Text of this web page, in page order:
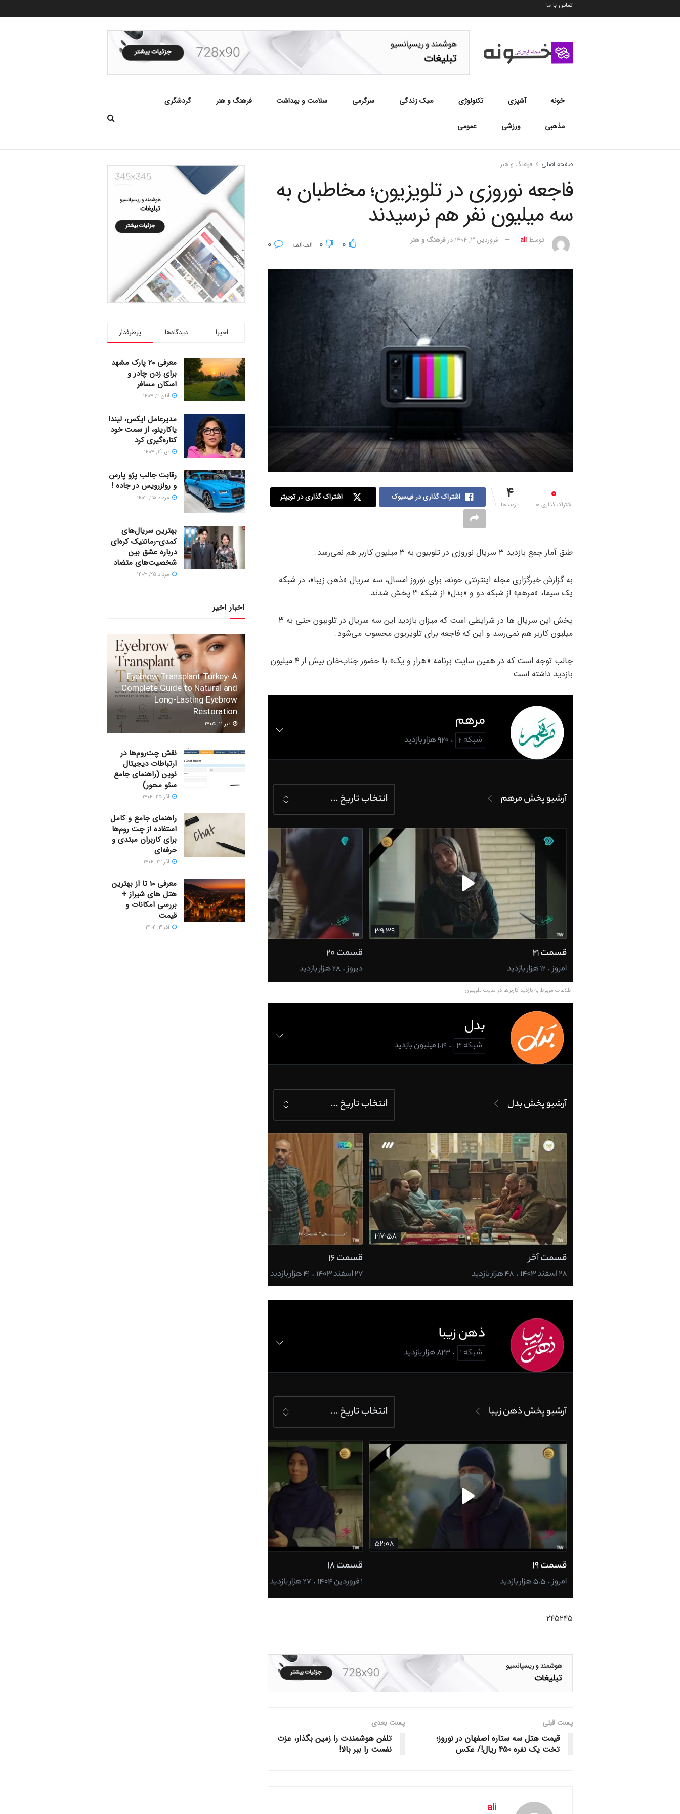
تماس با ما
خونه آشپزی تکنولوژی سبک زندگی سرگرمی سلامت و بهداشت فرهنگ و هنر گردشگری
مذهبی ورزشی عمومی
صفحه اصلی فرهنگ و هنر
فاجعه نوروزی در تلویزیون؛ مخاطبان به
سه میلیون نفر هم نرسیدند
توسط ali فروردین ۳, ۱۴۰۴ در فرهنگ و هنر 0
0
0
اشتراک گذاری ها
4
بازدیدها
اشتراک گذاری در فیسبوک اشتراک گذاری در توییتر
طبق آمار جمع بازدید ۳ سریال نوروزی در تلوبیون به ۳ میلیون کاربر هم نمی‌رسد.
به گزارش خبرگزاری مجله اینترنتی خونه، برای نوروز امسال، سه سریال «ذهن زیبا»، در شبکه
یک سیما، «مرهم» از شبکه دو و «بدل» از شبکه ۳ پخش شدند.
پخش این سریال ها در شرایطی است که میزان بازدید این سه سریال در تلوبیون حتی به ۳
میلیون کاربر هم نمی‌رسد و این که فاجعه برای تلویزیون محسوب می‌شود.
جالب توجه است که در همین سایت برنامه «هزار و یک» با حضور جناب‌خان بیش از ۴ میلیون
بازدید داشته است.
اطلاعات مربوط به بازدید کاربرها در سایت تلوبیون
۲۴۵۲۴۵
پست قبلی
قیمت هتل سه ستاره اصفهان در نوروز؛
تخت یک نفره ۴۵۰ ریال!/ عکس
پست‌ بعدی
تلفن هوشمندت را زمین بگذار، عزت
نفست را ببر بالا!
ali
پرطرفدار دیدگاه‌ها اخیرا
معرفی ۲۰ پارک مشهد
برای زدن چادر و
اسکان مسافر
آبان ۳, ۱۴۰۴
مدیرعامل ایکس، لیندا
یاکارینو، از سمت خود
کناره‌گیری کرد
تیر ۱۹, ۱۴۰۴
رقابت جالب پژو پارس
و رولزرویس در جاده !
مرداد ۲۵, ۱۴۰۳
بهترین سریال‌های
کمدی-رمانتیک کره‌ای
دربارۀ عشق بین
شخصیت‌های متضاد
مرداد ۲۵, ۱۴۰۳
اخبار اخیر
Eyebrow Transplant Turkey: A
Complete Guide to Natural and
Long-Lasting Eyebrow
Restoration
تیر ۱۱, ۱۴۰۵
نقش چت‌روم‌ها در
ارتباطات دیجیتال
نوین (راهنمای جامع
سئو محور)
آذر ۲۵, ۱۴۰۴
راهنمای جامع و کامل
استفاده از چت روم‌ها
برای کاربران مبتدی و
حرفه‌ای
آذر ۲۲, ۱۴۰۴
معرفی 10 تا از بهترین
هتل های شیراز +
بررسی امکانات و
قیمت
آذر ۳, ۱۴۰۴